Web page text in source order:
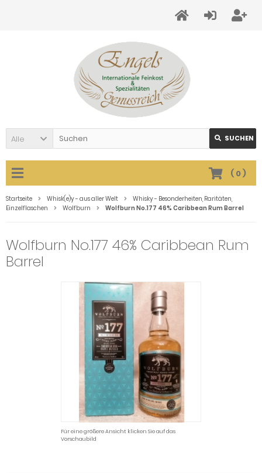
Alle SUCHEN
( 0)
Startseite Whisk(e)y - aus aller Welt
Whisky - Besonderheiten, Raritäten,
Einzelflaschen
Wolfburn Wolfburn No.177 46% Caribbean Rum Barrel
Wolfburn No.177 46% Caribbean Rum
Barrel
Für eine größere Ansicht klicken Sie auf das
Vorschaubild